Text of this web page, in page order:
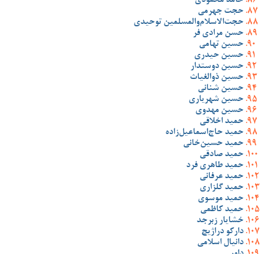
حجت جهرمی
حجت‌الاسلام‌والمسلمین توحیدی
حسن مرادی فر
حسین تهامی
حسین حیدری
حسین دوستدار
حسین ذوالغیاث
حسین شنانی
حسین شهریاری
حسین مهدوی
حمید اخلاقی
حمید حاج‌اسماعیل‌زاده
حمید حسین‌خانی
حمید صادقی
حمید طاهری فرد
حمید عرفانی
حمید گلزاری
حمید موسوی
حمید کاظمی
خشایار زبرجد
دارکو دراژیچ
دانیال اسلامی